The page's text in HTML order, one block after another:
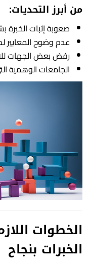
من أبرز التحديات:
صعوبة إثبات
عدم وضوح
رفض بعض الجهات
الجامعات الوهمية
الخطوات
الخبرات بنجاح